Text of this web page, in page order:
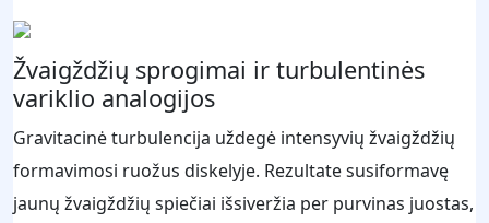
Žvaigždžių sprogimai ir turbulentinės
variklio analogijos
Gravitacinė turbulencija uždegė intensyvių žvaigždžių
formavimosi ruožus diskelyje. Rezultate susiformavę
jaunų žvaigždžių spiečiai išsiveržia per purvinas juostas,